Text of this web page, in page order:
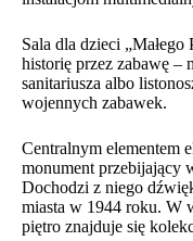
Sala dla dzieci
historię przez zabawę –
sanitariusza albo
wojennych zabawek.
Centralnym elementem
monument przebijający
Dochodzi z niego
miasta w 1944 roku. W
piętro znajduje się